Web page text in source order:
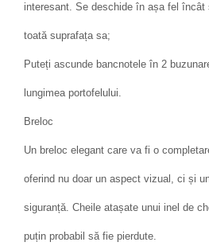
interesant. Se deschide în așa fel încât
toată suprafața sa;
Puteți ascunde bancnotele în 2
lungimea portofelului.
Breloc
Un breloc elegant care va fi o
oferind nu doar un aspect vizual, ci și
siguranță. Cheile atașate unui inel de
puțin probabil să fie pierdute.